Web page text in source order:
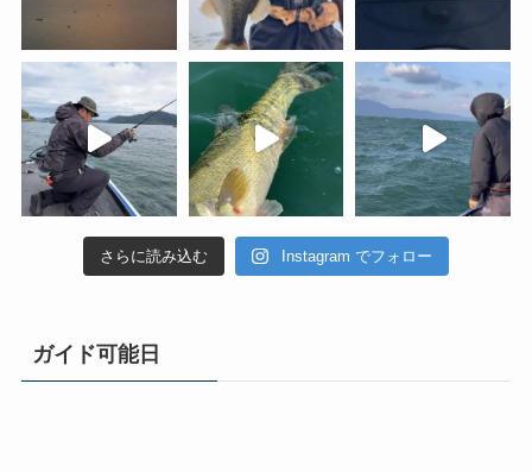
さらに読み込む Instagram でフォロー
ガイド可能日